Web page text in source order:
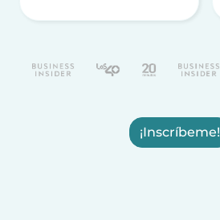
¡Inscríbeme!